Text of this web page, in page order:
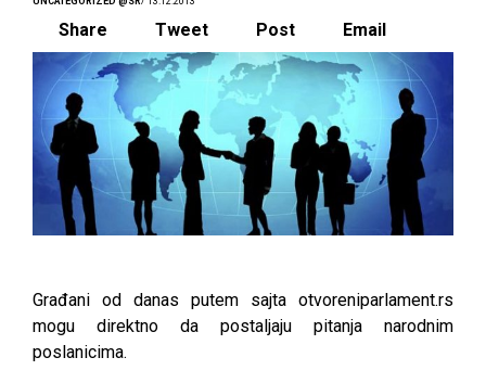
Share Tweet Post Email
Građani od danas putem sajta otvoreniparlament.rs
mogu direktno da postaljaju pitanja narodnim
poslanicima.